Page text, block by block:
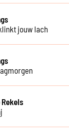
jouw lach